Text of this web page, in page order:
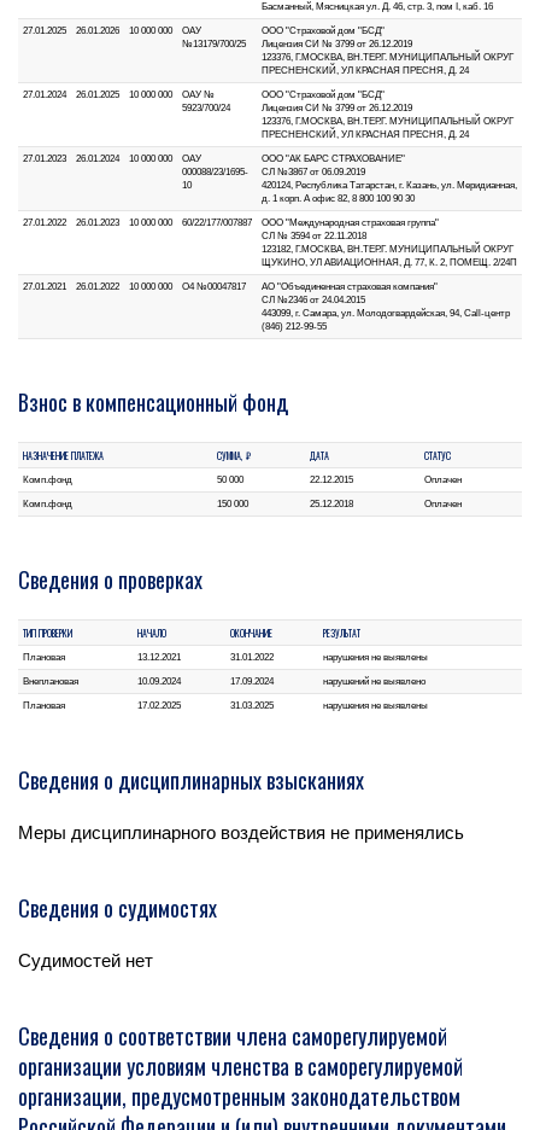
Басманный, Мясницкая ул. Д. 46, стр. 3, пом I, каб. 16
27.01.2025 26.01.2026 10 000 000
ОАУ
№13179/700/25
ООО "Страховой дом "БСД"
Лицензия СИ № 3799 от 26.12.2019
123376, Г.МОСКВА, ВН.ТЕР.Г. МУНИЦИПАЛЬНЫЙ ОКРУГ
ПРЕСНЕНСКИЙ, УЛ КРАСНАЯ ПРЕСНЯ, Д. 24
27.01.2024 26.01.2025 10 000 000
ОАУ №
5923/700/24
ООО "Страховой дом "БСД"
Лицензия СИ № 3799 от 26.12.2019
123376, Г.МОСКВА, ВН.ТЕР.Г. МУНИЦИПАЛЬНЫЙ ОКРУГ
ПРЕСНЕНСКИЙ, УЛ КРАСНАЯ ПРЕСНЯ, Д. 24
27.01.2023 26.01.2024 10 000 000
ОАУ
000088/23/1695-
10
ООО "АК БАРС СТРАХОВАНИЕ"
СЛ №3867 от 06.09.2019
420124, Республика Татарстан, г. Казань, ул. Меридианная,
д. 1 корп. А офис 82, 8 800 100 90 30
27.01.2022 26.01.2023 10 000 000 60/22/177/007887
ООО "Международная страховая группа"
СЛ № 3594 от 22.11.2018
123182, Г.МОСКВА, ВН.ТЕР.Г. МУНИЦИПАЛЬНЫЙ ОКРУГ
ЩУКИНО, УЛ АВИАЦИОННАЯ, Д. 77, К. 2, ПОМЕЩ. 2/24П
27.01.2021 26.01.2022 10 000 000 O4 №00047817
АО "Объединенная страховая компания"
СЛ №2346 от 24.04.2015
443099, г. Самара, ул. Молодогвардейская, 94, Call-центр
(846) 212-99-55
Взнос в компенсационный фонд
НАЗНАЧЕНИЕ ПЛАТЕЖА СУММА, ₽ ДАТА СТАТУС
Комп.фонд 50 000 22.12.2015 Оплачен
Комп.фонд 150 000 25.12.2018 Оплачен
Сведения о проверках
ТИП ПРОВЕРКИ НАЧАЛО ОКОНЧАНИЕ РЕЗУЛЬТАТ
Плановая 13.12.2021 31.01.2022 нарушения не выявлены
Внеплановая 10.09.2024 17.09.2024 нарушений не выявлено
Плановая 17.02.2025 31.03.2025 нарушения не выявлены
Сведения о дисциплинарных взысканиях
Меры дисциплинарного воздействия не применялись
Сведения о судимостях
Судимостей нет
Сведения о соответствии члена саморегулируемой
организации условиям членства в саморегулируемой
организации, предусмотренным законодательством